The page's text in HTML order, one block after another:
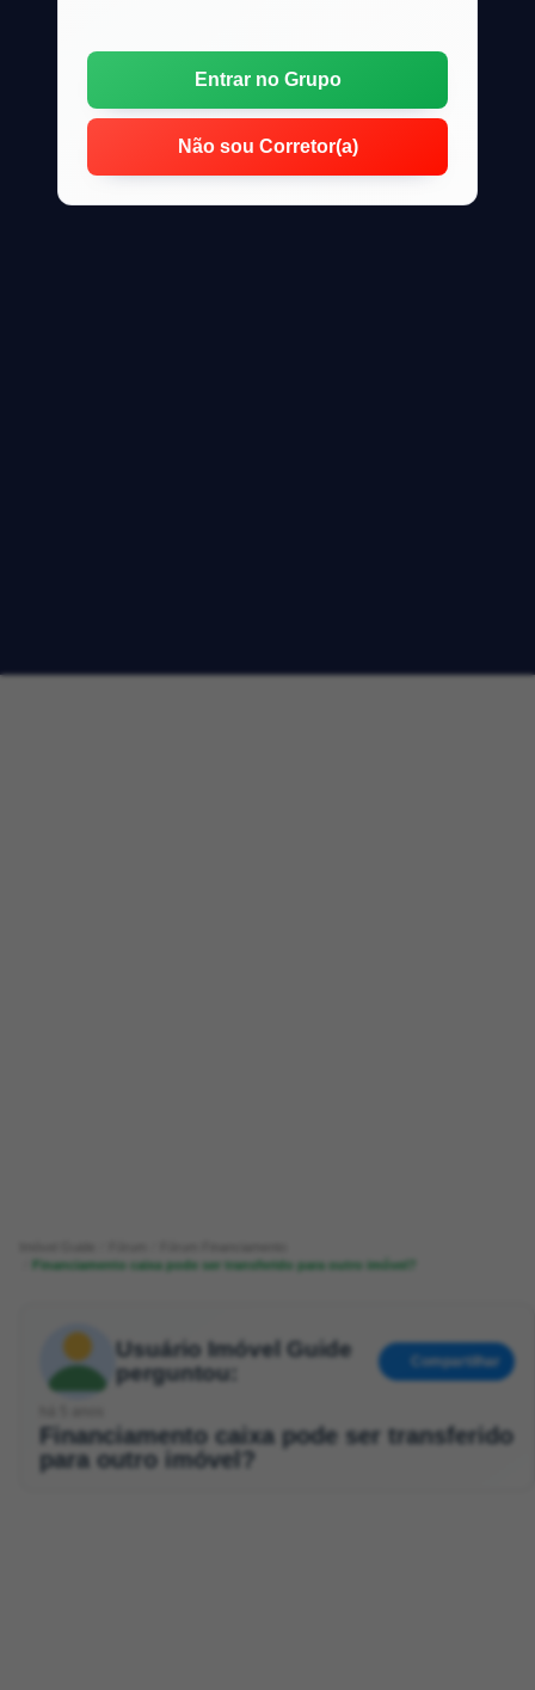
Entrar no Grupo
Não sou Corretor(a)
Financiamento caixa pode ser transferido para outro imóvel?
Usuário Imóvel Guide
perguntou:
Compartilhar
Financiamento caixa pode ser transferido
para outro imóvel?